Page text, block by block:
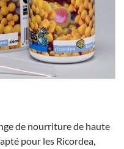
de nourriture de haute
pour les Ricordea,